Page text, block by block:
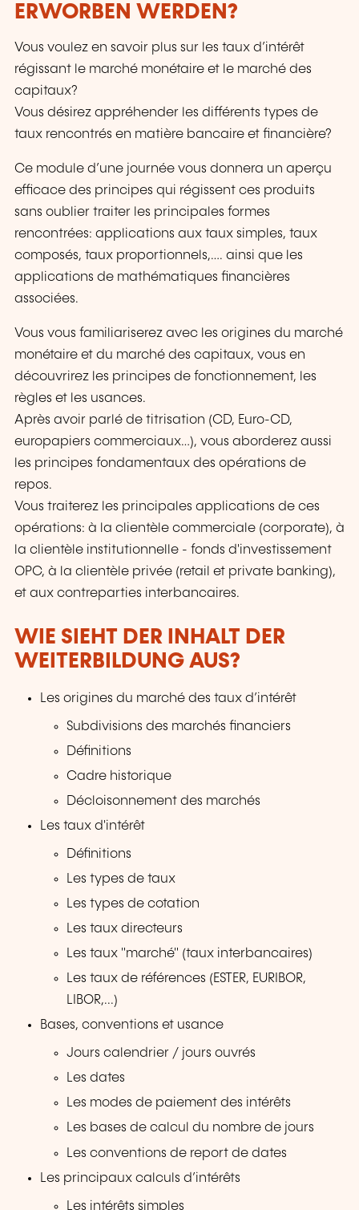
ERWORBEN WERDEN?
Vous voulez en savoir plus sur les taux d’intérêt
régissant le marché monétaire et le marché des
capitaux?
Vous désirez appréhender les différents types de
taux rencontrés en matière bancaire et financière?
Ce module d’une journée vous donnera un aperçu
efficace des principes qui régissent ces produits
sans oublier traiter les principales formes
rencontrées: applications aux taux simples, taux
composés, taux proportionnels,…. ainsi que les
applications de mathématiques financières
associées.
Vous vous familiariserez avec les origines du marché
monétaire et du marché des capitaux, vous en
découvrirez les principes de fonctionnement, les
règles et les usances.
Après avoir parlé de titrisation (CD, Euro-CD,
europapiers commerciaux…), vous aborderez aussi
les principes fondamentaux des opérations de
repos.
Vous traiterez les principales applications de ces
opérations: à la clientèle commerciale (corporate), à
la clientèle institutionnelle - fonds d'investissement
OPC, à la clientèle privée (retail et private banking),
et aux contreparties interbancaires.
WIE SIEHT DER INHALT DER
WEITERBILDUNG AUS?
Les origines du marché des taux d’intérêt
Subdivisions des marchés financiers
Définitions
Cadre historique
Décloisonnement des marchés
Les taux d'intérêt
Définitions
Les types de taux
Les types de cotation
Les taux directeurs
Les taux "marché" (taux interbancaires)
Les taux de références (ESTER, EURIBOR,
LIBOR,...)
Bases, conventions et usance
Jours calendrier / jours ouvrés
Les dates
Les modes de paiement des intérêts
Les bases de calcul du nombre de jours
Les conventions de report de dates
Les principaux calculs d’intérêts
Les intérêts simples